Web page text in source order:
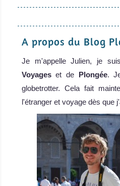
A propos du Blog
Je m'appelle Julien, je
Voyageset de Plongée.
globetrotter. Cela fait
l'étranger et voyage dès que